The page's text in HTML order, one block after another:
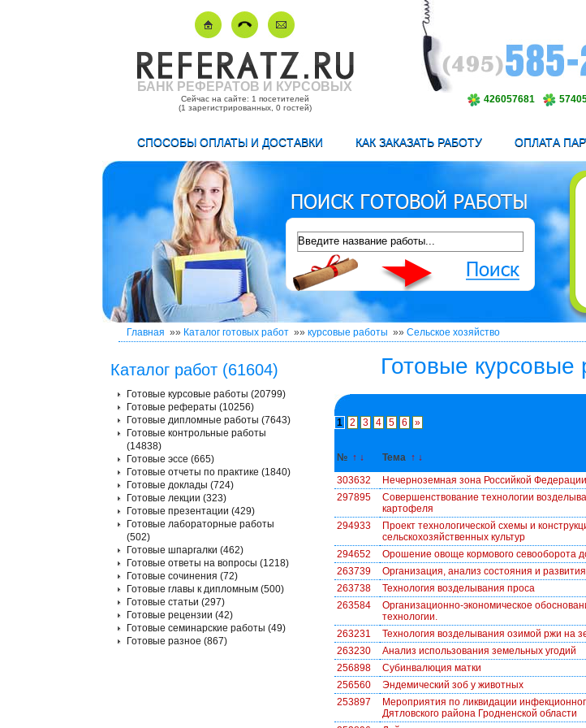
БАНК РЕФЕРАТОВ И КУРСОВЫХ
Сейчас на сайте: 1 посетителей
(1 зарегистрированных, 0 гостей)
426057681
СПОСОБЫ ОПЛАТЫ И ДОСТАВКИ КАК ЗАКАЗАТЬ РАБОТУ ОПЛАТА
Главная »» Каталог готовых работ »» курсовые работы »» Сельское хозяйство
Готовые курсовые
1 2 3 4 5 6 »
№ ↑ ↓ Тема ↑ ↓
303632
Нечерноземная зона Российкой
297895
Совершенствование технологии
картофеля
294933
Проект технологической схемы и
сельскохозяйственных культур
294652 Орошение овоще кормового севооборота
263739
Организация, анализ состояния и
263738
Технология возделывания проса
263584
Организационно-экономическое
технологии.
263231 Технология возделывания озимой ржи на
263230
Анализ использования земельных угодий
256898
Субинвалюция матки
256560
Эндемический зоб у животных
253897
Мероприятия по ликвидации
Дятловского района Гродненской области
Каталог работ (61604)
Готовые курсовые работы (20799)
Готовые рефераты (10256)
Готовые дипломные работы (7643)
Готовые контрольные работы
(14838)
Готовые эссе (665)
Готовые отчеты по практике (1840)
Готовые доклады (724)
Готовые лекции (323)
Готовые презентации (429)
Готовые лабораторные работы
(502)
Готовые шпаргалки (462)
Готовые ответы на вопросы (1218)
Готовые сочинения (72)
Готовые главы к дипломным (500)
Готовые статьи (297)
Готовые рецензии (42)
Готовые семинарские работы (49)
Готовые разное (867)